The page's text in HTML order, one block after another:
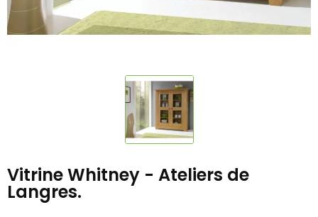
Vitrine Whitney - Ateliers de
Langres.